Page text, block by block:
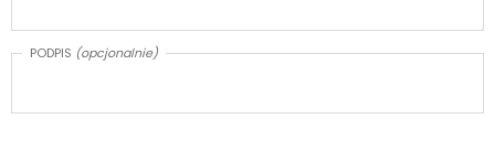
PODPIS (opcjonalnie)